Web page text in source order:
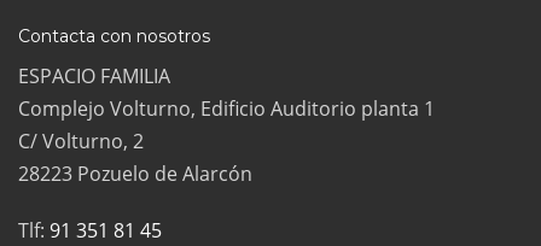
Contacta con nosotros
ESPACIO FAMILIA
Complejo Volturno, Edificio Auditorio planta 1
C/ Volturno, 2
28223 Pozuelo de Alarcón
Tlf: 91 351 81 45